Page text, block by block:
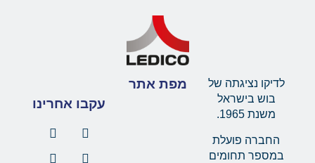
לדיקו נציגתה של
בוש בישראל
משנת 1965.
החברה פועלת
במספר תחומים
מפת אתר
עקבו אחרינו